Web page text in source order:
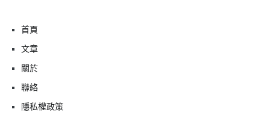
首頁
文章
關於
聯絡
隱私權政策